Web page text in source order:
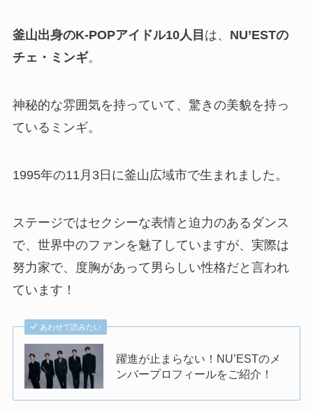
釜山出身のK-POPアイドル10人目 は、 NU’ESTの
チェ・ミンギ。
神秘的な雰囲気を持っていて、驚きの美貌を持っ
ているミンギ。
1995年の11月3日に釜山広域市で生まれました。
ステージではセクシーな表情と迫力のあるダンス
で、世界中のファンを魅了していますが、実際は
努力家で、度胸があって男らしい性格だと言われ
ています！
あわせて読みたい
躍進が止まらない！NU’ESTのメ
ンバープロフィールをご紹介！